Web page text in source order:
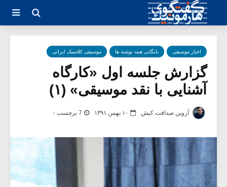
اخبار موسیقی بایگانی همه نوشته ها موسیقی کلاسیک ایرانی
گزارش جلسه اول «کارگاه
آشنایی با نقد موسیقی» (۱)
آروین صداقت کیش ۱۰ بهمن ۱۳۹۱ 7 برچسب -